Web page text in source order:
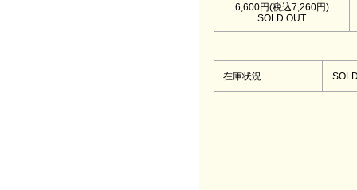
6,600円(税込7,260円)
SOLD OUT
在庫状況